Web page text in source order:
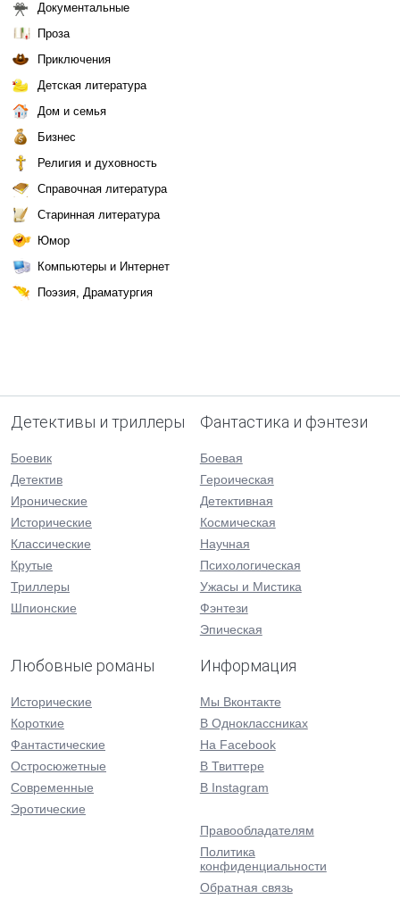
Документальные
Проза
Приключения
Детская литература
Дом и семья
Бизнес
Религия и духовность
Справочная литература
Старинная литература
Юмор
Компьютеры и Интернет
Поэзия, Драматургия
Детективы и триллеры
Боевик
Детектив
Иронические
Исторические
Классические
Крутые
Триллеры
Шпионские
Фантастика и фэнтези
Боевая
Героическая
Детективная
Космическая
Научная
Психологическая
Ужасы и Мистика
Фэнтези
Эпическая
Любовные романы
Исторические
Короткие
Фантастические
Остросюжетные
Современные
Эротические
Информация
Мы Вконтакте
В Одноклассниках
На Facebook
В Твиттере
В Instagram
Правообладателям
Политика
конфиденциальности
Обратная связь